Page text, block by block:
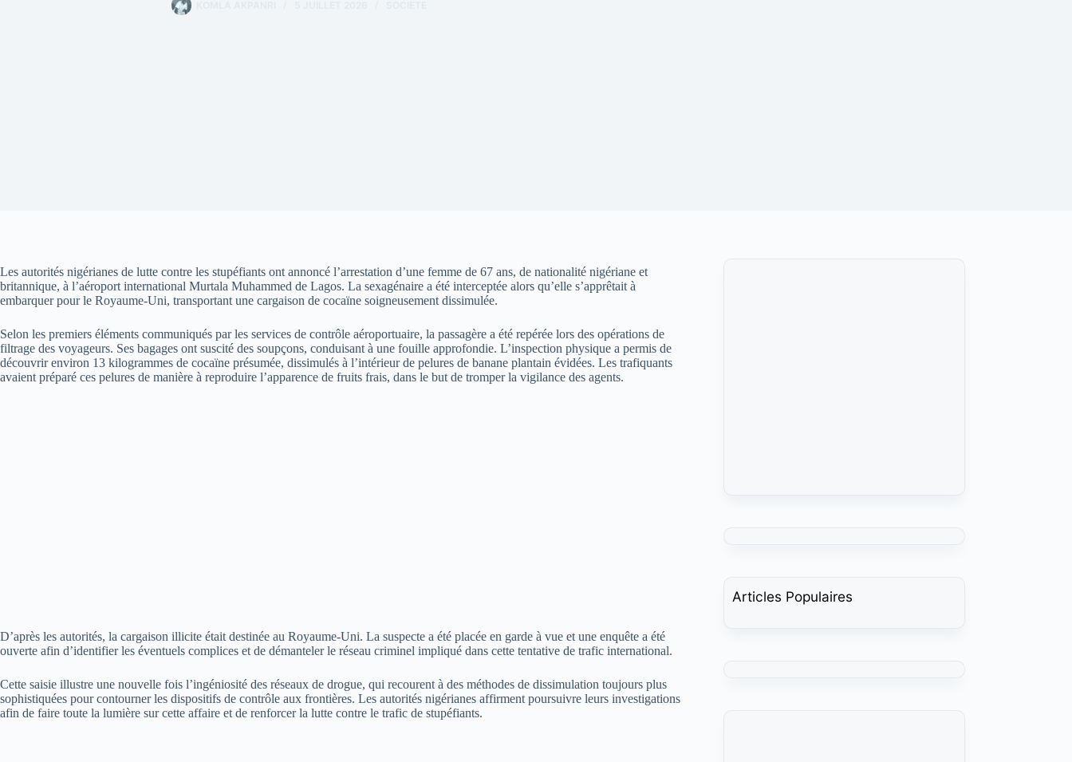
Les autorités nigérianes de lutte contre les stupéfiants ont annoncé l’arrestation d’une femme de 67 ans, de nationalité nigériane et
britannique, à l’aéroport international Murtala Muhammed de Lagos. La sexagénaire a été interceptée alors qu’elle s’apprêtait à
embarquer pour le Royaume-Uni, transportant une cargaison de cocaïne soigneusement dissimulée.
Selon les premiers éléments communiqués par les services de contrôle aéroportuaire, la passagère a été repérée lors des opérations de
filtrage des voyageurs. Ses bagages ont suscité des soupçons, conduisant à une fouille approfondie. L’inspection physique a permis de
découvrir environ 13 kilogrammes de cocaïne présumée, dissimulés à l’intérieur de pelures de banane plantain évidées. Les trafiquants
avaient préparé ces pelures de manière à reproduire l’apparence de fruits frais, dans le but de tromper la vigilance des agents.
D’après les autorités, la cargaison illicite était destinée au Royaume-Uni. La suspecte a été placée en garde à vue et une enquête a été
ouverte afin d’identifier les éventuels complices et de démanteler le réseau criminel impliqué dans cette tentative de trafic international.
Cette saisie illustre une nouvelle fois l’ingéniosité des réseaux de drogue, qui recourent à des méthodes de dissimulation toujours plus
sophistiquées pour contourner les dispositifs de contrôle aux frontières. Les autorités nigérianes affirment poursuivre leurs investigations
afin de faire toute la lumière sur cette affaire et de renforcer la lutte contre le trafic de stupéfiants.
Articles Populaires